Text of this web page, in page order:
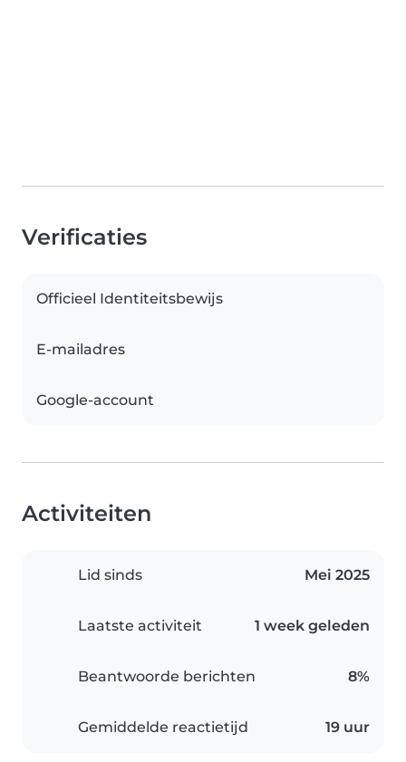
Verificaties
Officieel Identiteitsbewijs
E-mailadres
Google-account
Activiteiten
Lid sinds Mei 2025
Laatste activiteit 1 week geleden
Beantwoorde berichten 8%
Gemiddelde reactietijd 19 uur